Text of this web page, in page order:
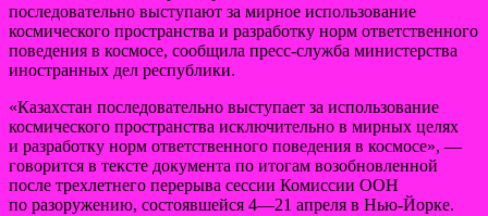
последовательно выступают за мирное использование
космического пространства и разработку норм ответственного
поведения в космосе, сообщила пресс-служба министерства
иностранных дел республики.
«Казахстан последовательно выступает за использование
космического пространства исключительно в мирных целях
и разработку норм ответственного поведения в космосе», —
говорится в тексте документа по итогам возобновленной
после трехлетнего перерыва сессии Комиссии ООН
по разоружению, состоявшейся 4—21 апреля в Нью-Йорке.